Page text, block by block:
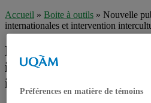
Accueil » Boite à outils » Nouvelle
internationales et intervention
Nouvelle publication :
internationales et
interculturelle
Préférences en matière de témoins